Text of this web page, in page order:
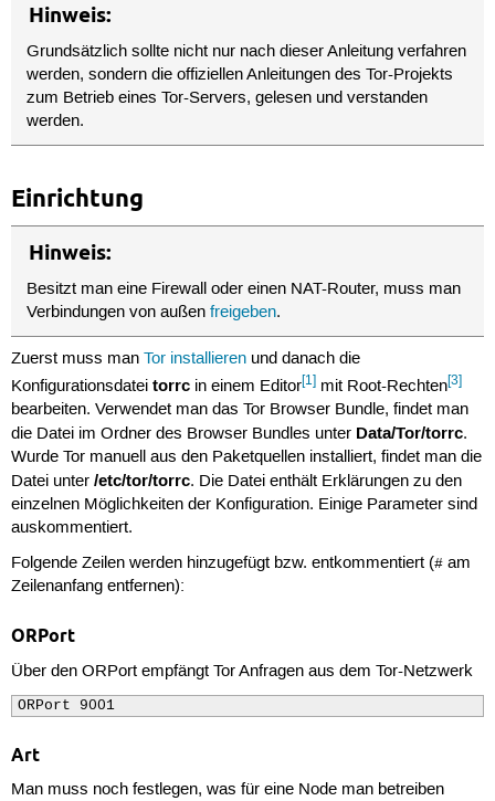
Hinweis:
Grundsätzlich sollte nicht nur nach dieser Anleitung verfahren
werden, sondern die offiziellen Anleitungen des Tor-Projekts
zum Betrieb eines Tor-Servers, gelesen und verstanden
werden.
Einrichtung
Hinweis:
Besitzt man eine Firewall oder einen NAT-Router, muss man
Verbindungen von außenfreigeben.
Zuerst muss man Tor installierenund danach die
Konfigurationsdatei torrcin einem Editor[1]mit Root-Rechten[3]
bearbeiten. Verwendet man das Tor Browser Bundle, findet man
die Datei im Ordner des Browser Bundles unter Data/Tor/torrc.
Wurde Tor manuell aus den Paketquellen installiert, findet man die
Datei unter /etc/tor/torrc. Die Datei enthält Erklärungen zu den
einzelnen Möglichkeiten der Konfiguration. Einige Parameter sind
auskommentiert.
Folgende Zeilen werden hinzugefügt bzw. entkommentiert (#am
Zeilenanfang entfernen):
ORPort
Über den ORPort empfängt Tor Anfragen aus dem Tor-Netzwerk
ORPort 9001
Art
Man muss noch festlegen, was für eine Node man betreiben